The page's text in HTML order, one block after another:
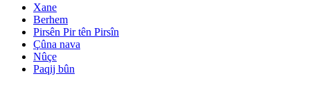
Xane
Berhem
Pirsên Pir tên Pirsîn
Çûna nava
Nûçe
Paqij bûn